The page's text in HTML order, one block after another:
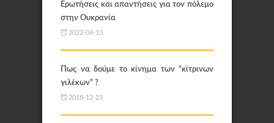
Ερωτήσεις και απαντήσεις για τον πόλεμο
στην Ουκρανία
2022-04-13
Πως να δούμε το κίνημα των “κίτρινων
γιλέκων” ?
2018-12-23